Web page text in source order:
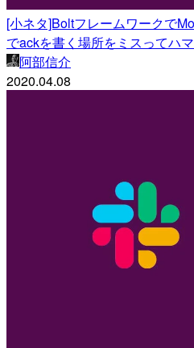
[小ネタ]Boltフレームワークで
でackを書く場所をミスってハ
阿部信介
2020.04.08